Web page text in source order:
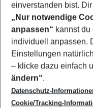
Footer
Footer navigation
Über uns
AGB
Bestpreisgarantie
Cookie-Einstellungen
Agenturbetreuung
Barrierefreies Reisen
Folge uns
einverstanden bist.
„Nur notwendige
anpassen“ kannst
individuell anpassen.
Einstellungen
– klicke dazu einfach
ändern“.
Datenschutz-
Cookie/Tracking-